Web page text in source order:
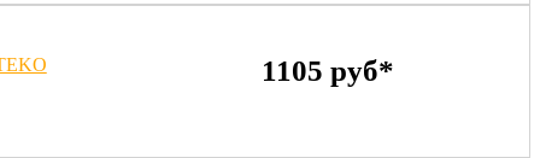
1105 руб*